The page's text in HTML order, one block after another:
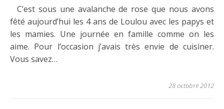
C’est sous une avalanche de rose que nous avons
fêté aujourd’hui les 4 ans de Loulou avec les papys et
les mamies. Une journée en famille comme on les
aime. Pour l’occasion j’avais très envie de cuisiner.
Vous savez…
28 octobre 2012